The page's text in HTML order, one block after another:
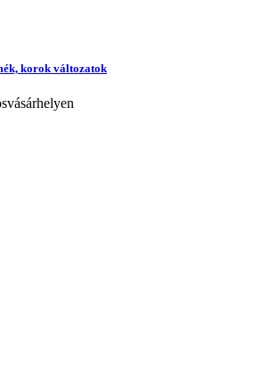
korok változatok